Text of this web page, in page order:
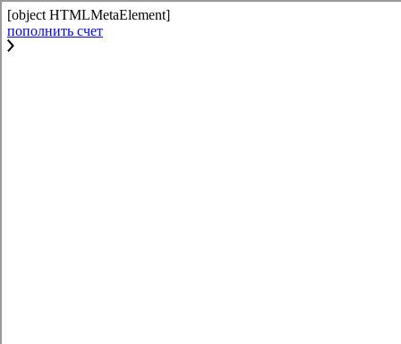
[object HTMLMetaElement]
пополнить счет